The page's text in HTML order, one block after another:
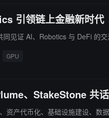
引领链上金融新时代
见证 AI、Robotics 与 DeFi 的
GPU
、StakeStone 共
产代币化、基础设施建设、数